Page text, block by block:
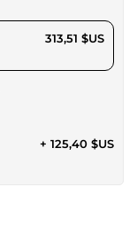
313,51 $US
+ 125,40 $US